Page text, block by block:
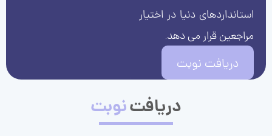
استانداردهای دنیا در اختیار
مراجعین قرار می دهد.
دریافت نوبت
دریافتنوبت